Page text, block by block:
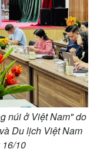
núi ở Việt Nam" do
Du lịch Việt Nam
10